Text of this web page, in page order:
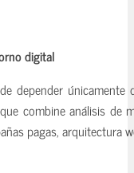
digital
depender únicamente
combine análisis de
pagas, arquitectura